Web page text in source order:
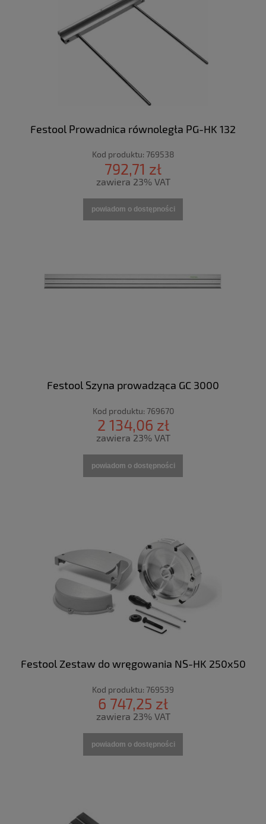
Festool Prowadnica równoległa PG-HK 132
Kod produktu: 769538
792,71 zł
zawiera 23% VAT
powiadom o dostępności
Festool Szyna prowadząca GC 3000
Kod produktu: 769670
2 134,06 zł
zawiera 23% VAT
powiadom o dostępności
Festool Zestaw do wręgowania NS-HK 250x50
Kod produktu: 769539
6 747,25 zł
zawiera 23% VAT
powiadom o dostępności